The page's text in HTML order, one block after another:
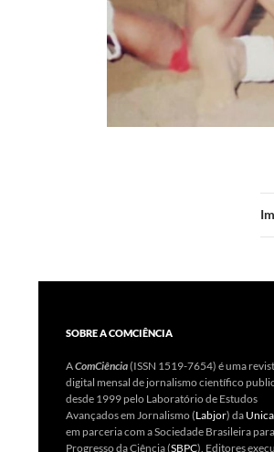
SOBRE A COMCIÊNCIA
AComCiência(ISSN 1519-7654) é uma
digital mensal de jornalismo científico
desde 1999 pelo Laboratório de Estudos
Avançados em Jornalismo (Labjor) da
em parceria com a Sociedade Brasileira
Progresso da Ciência (SBPC). Editores